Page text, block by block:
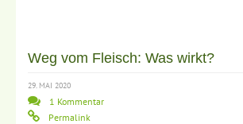
Weg vom Fleisch: Was wirkt?
29. MAI 2020
1 Kommentar
Permalink